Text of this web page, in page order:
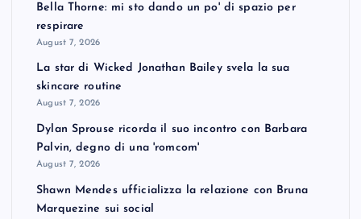
Bella Thorne: mi sto dando un po' di spazio per
respirare
August 7, 2026
La star di Wicked Jonathan Bailey svela la sua
skincare routine
August 7, 2026
Dylan Sprouse ricorda il suo incontro con Barbara
Palvin, degno di una 'romcom'
August 7, 2026
Shawn Mendes ufficializza la relazione con Bruna
Marquezine sui social